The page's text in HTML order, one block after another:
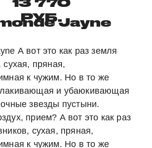
РУБ.Jayne
А вот это как раз земля
сухая, пряная,
к чужим. Но в то же
и убаюкивающая
звезды пустыни.
прием? А вот это как раз
сухая, пряная,
к чужим. Но в то же